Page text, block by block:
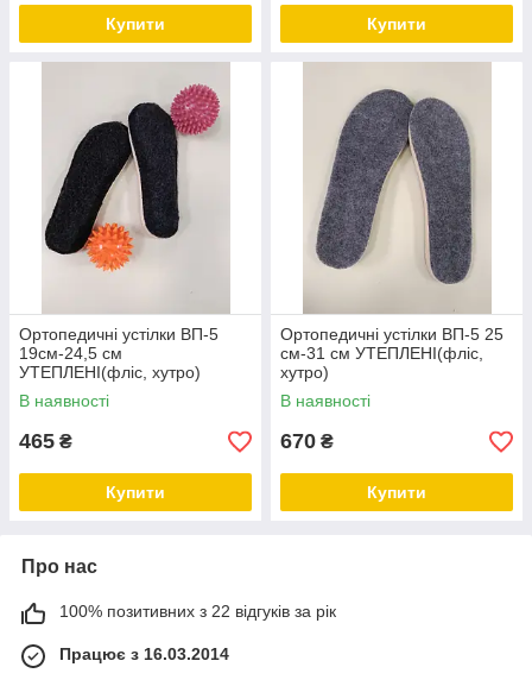
Купити Купити
Ортопедичні устілки ВП-5
19см-24,5 см
УТЕПЛЕНІ(фліс, хутро)
В наявності
465 ₴
Купити
Ортопедичні устілки ВП-5 25
см-31 см УТЕПЛЕНІ(фліс,
хутро)
В наявності
670 ₴
Купити
Про нас
100% позитивних з 22 відгуків за рік
Працює з 16.03.2014